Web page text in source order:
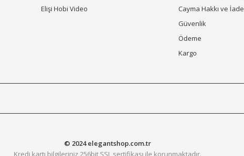
Elişi Hobi Video
Cayma Hakkı ve İade
Güvenlik
Ödeme
Kargo
© 2024 elegantshop.com.tr
Kredi kartı bilgileriniz 256bit SSL sertifikası ile korunmaktadır.